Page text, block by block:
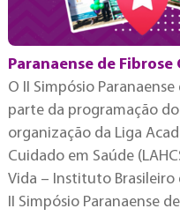
Paranaense de Fibrose
O II Simpósio
parte da programação
organização da Liga
Cuidado em Saúde
Vida – Instituto Brasileiro
II Simpósio Paranaense